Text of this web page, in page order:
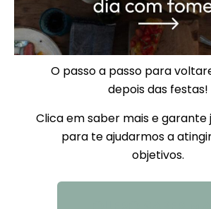
O passo a passo para
depois das festas!
Clica em saber mais e garante
para te ajudarmos a
objetivos.